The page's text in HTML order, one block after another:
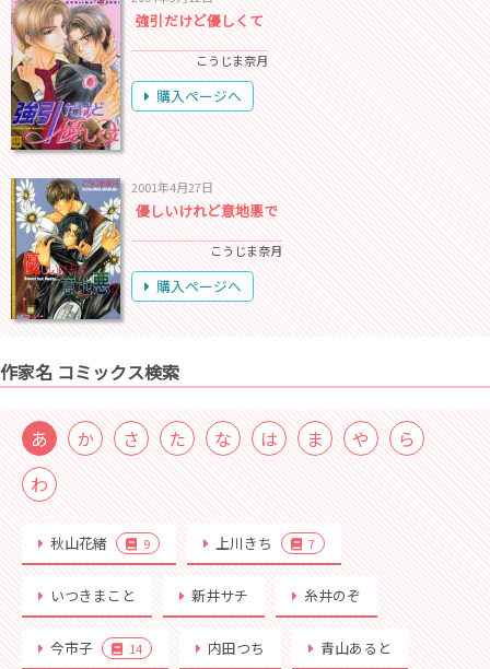
強引だけど優しくて
こうじま奈月
購入ページへ
2001年4月27日
優しいけれど意地悪で
こうじま奈月
購入ページへ
作家名 コミックス検索
あ か さ た な は ま や
ら
わ
秋山花緒 9 上川きち 7
いつきまこと 新井サチ 糸井のぞ
今市子 14 内田つち 青山あると